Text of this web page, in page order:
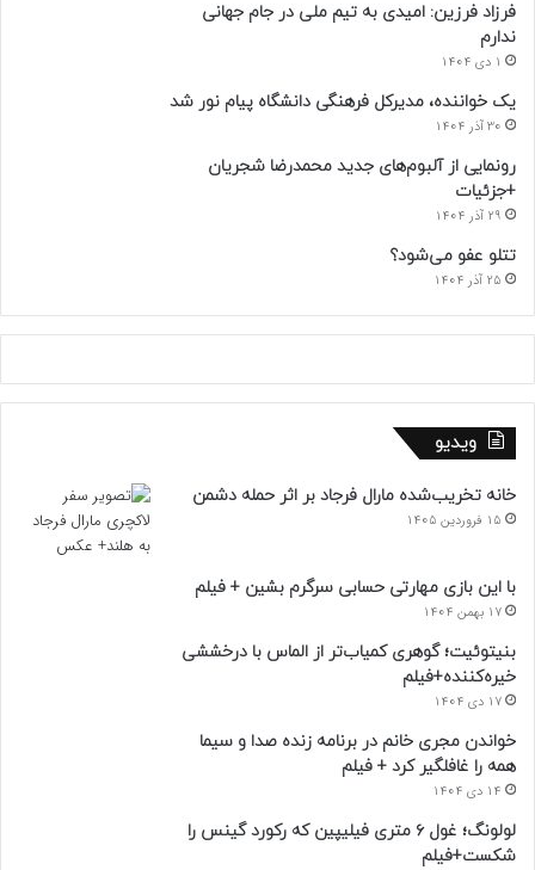
فرزاد فرزین: امیدی به تیم ملی در جام جهانی
ندارم
1 دی 1404
یک خواننده، مدیرکل فرهنگی دانشگاه پیام نور شد
30 آذر 1404
رونمایی از آلبوم‌های جدید محمدرضا شجریان
+جزئیات
29 آذر 1404
تتلو عفو می‌شود؟
25 آذر 1404
ویدیو
خانه تخریب‌شده مارال فرجاد بر اثر حمله دشمن
15 فروردین 1405
با این بازی مهارتی حسابی سرگرم بشین + فیلم
17 بهمن 1404
بنیتوئیت؛ گوهری کمیاب‌تر از الماس با درخششی
خیره‌کننده+فیلم
17 دی 1404
خواندن مجری خانم در برنامه زنده صدا و سیما
همه را غافلگیر کرد + فیلم
14 دی 1404
لولونگ؛ غول ۶ متری فیلیپین که رکورد گینس را
شکست+فیلم